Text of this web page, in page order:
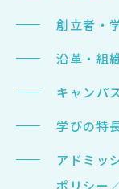
お問い合わせ
よくある質問
お知らせ
創立者・
沿革・組
キャンパ
学びの特
アドミッ
ポリシー